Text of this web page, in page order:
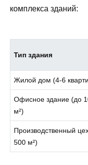
комплекса зданий:
Тип здания
Жилой дом (4-6
Офисное здание (до
м²)
Производственный
500 м²)